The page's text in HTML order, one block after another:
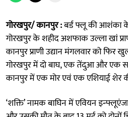
गोरखपुर/ कानपुर :बर्ड फ्लू की आशंका
गोरखपुर के शहीद अशफाक उल्ला खां
कानपुर प्राणी उद्यान मंगलवार को
गोरखपुर में दो बाघ, एक तेंदुआ और एक
कानपुर में एक मोर एवं एक एशियाई शेर
‘शक्ति’ नामक बाघिन में एवियन